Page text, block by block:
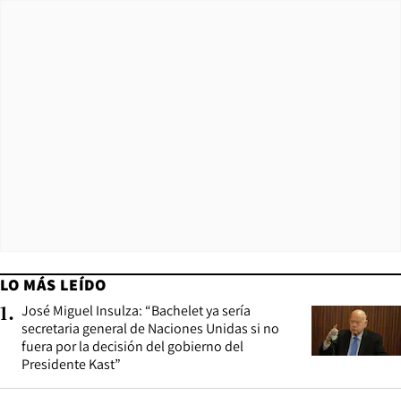
LO MÁS LEÍDO
1. José Miguel Insulza: “Bachelet ya sería
secretaria general de Naciones Unidas si no
fuera por la decisión del gobierno del
Presidente Kast”